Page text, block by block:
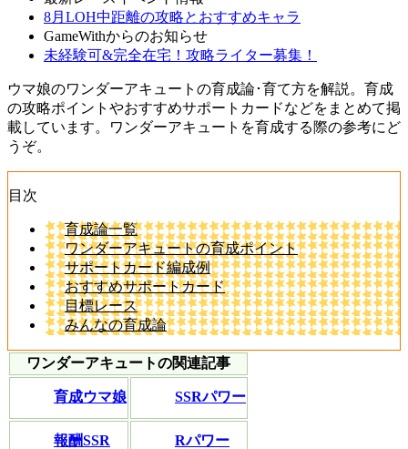
8月LOH中距離の攻略とおすすめキャラ
GameWithからのお知らせ
未経験可&完全在宅！攻略ライター募集！
ウマ娘のワンダーアキュートの育成論･育て方を解説。育成
の攻略ポイントやおすすめサポートカードなどをまとめて掲
載しています。ワンダーアキュートを育成する際の参考にど
うぞ。
目次
育成論一覧
ワンダーアキュートの育成ポイント
サポートカード編成例
おすすめサポートカード
目標レース
みんなの育成論
ワンダーアキュートの関連記事
育成ウマ娘 SSRパワー
報酬SSR Rパワー